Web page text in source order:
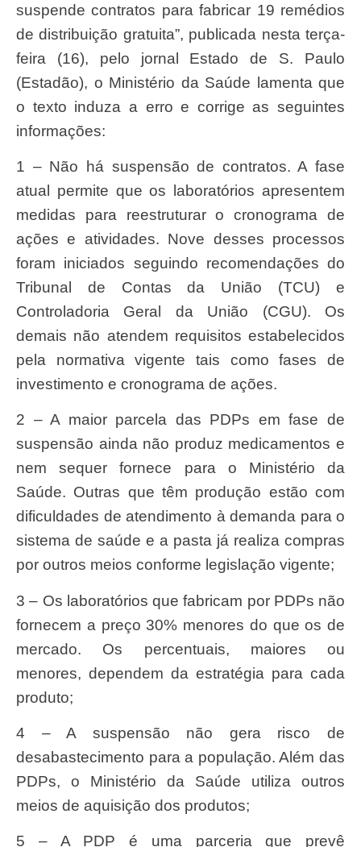
suspende contratos para fabricar 19 remédios
de distribuição gratuita”, publicada nesta terça-
feira (16), pelo jornal Estado de S. Paulo
(Estadão), o Ministério da Saúde lamenta que
o texto induza a erro e corrige as seguintes
informações:
1 – Não há suspensão de contratos. A fase
atual permite que os laboratórios apresentem
medidas para reestruturar o cronograma de
ações e atividades. Nove desses processos
foram iniciados seguindo recomendações do
Tribunal de Contas da União (TCU) e
Controladoria Geral da União (CGU). Os
demais não atendem requisitos estabelecidos
pela normativa vigente tais como fases de
investimento e cronograma de ações.
2 – A maior parcela das PDPs em fase de
suspensão ainda não produz medicamentos e
nem sequer fornece para o Ministério da
Saúde. Outras que têm produção estão com
dificuldades de atendimento à demanda para o
sistema de saúde e a pasta já realiza compras
por outros meios conforme legislação vigente;
3 – Os laboratórios que fabricam por PDPs não
fornecem a preço 30% menores do que os de
mercado. Os percentuais, maiores ou
menores, dependem da estratégia para cada
produto;
4 – A suspensão não gera risco de
desabastecimento para a população. Além das
PDPs, o Ministério da Saúde utiliza outros
meios de aquisição dos produtos;
5 – A PDP é uma parceria que prevê